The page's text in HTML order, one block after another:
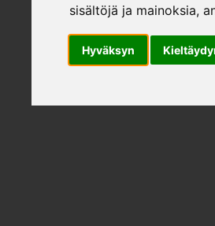
sisältöjä ja mainoksia,
Hyväksyn